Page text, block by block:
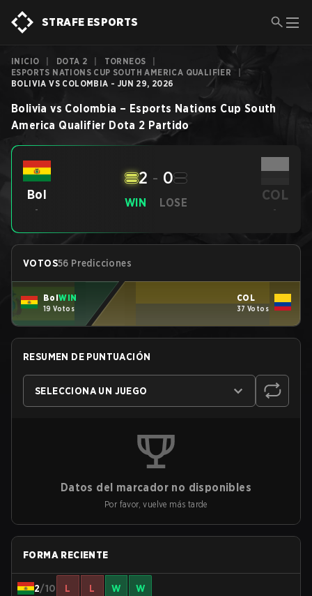
STRAFE ESPORTS
INICIO DOTA 2 TORNEOS
ESPORTS NATIONS CUP SOUTH AMERICA QUALIFIER
BOLIVIA VS COLOMBIA - JUN 29, 2026
Bolivia vs Colombia – Esports Nations Cup South
America Qualifier Dota 2 Partido
Bol
-
WIN
2 - 0
LOSE COL
-
VOTOS56 Predicciones
BolWIN
19 Votos
COL
37 Votos
RESUMEN DE PUNTUACIÓN
SELECCIONA UN JUEGO
Datos del marcador no disponibles
Por favor, vuelve más tarde
FORMA RECIENTE
2/10 L L W W